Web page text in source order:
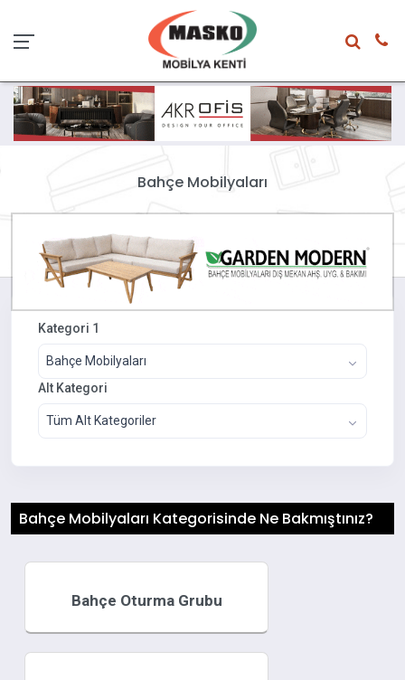
Bahçe Mobilyaları
Kategori 1
Bahçe Mobilyaları
Alt Kategori
Tüm Alt Kategoriler
Bahçe Mobilyaları Kategorisinde Ne Bakmıştınız?
Bahçe Oturma Grubu